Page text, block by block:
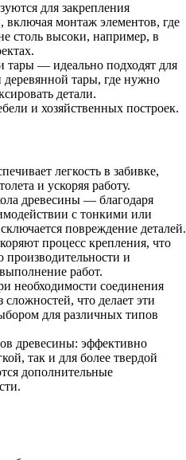
для закрепления
включая монтаж элементов, где
столь высоки, например, в
тары — идеально подходят для
деревянной тары, где нужно
детали.
и хозяйственных построек.
легкость в забивке,
и ускоряя работу.
древесины — благодаря
с тонкими или
повреждение деталей.
процесс крепления, что
и
работ.
необходимости соединения
что делает эти
для различных типов
древесины: эффективно
так и для более твердой
дополнительные